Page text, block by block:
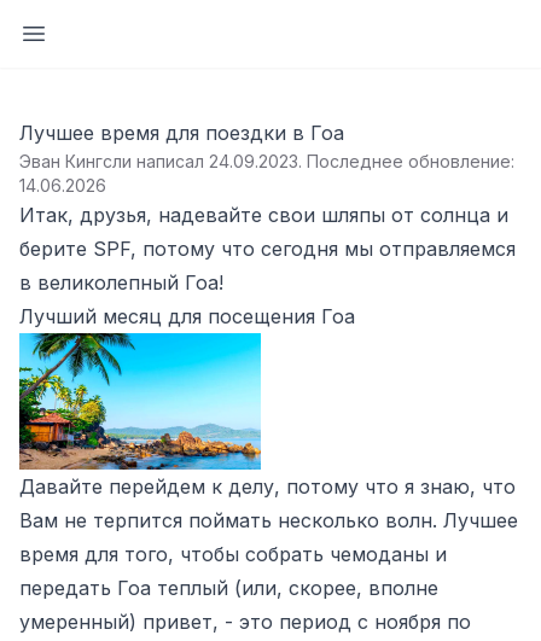
Открыть боковую панель
Лучшее время для поездки в Гоа
Эван Кингсли написал 24.09.2023. Последнее обновление:
14.06.2026
Итак, друзья, надевайте свои шляпы от солнца и
берите SPF, потому что сегодня мы отправляемся
в великолепный Гоа!
Лучший месяц для посещения Гоа
Давайте перейдем к делу, потому что я знаю, что
Вам не терпится поймать несколько волн. Лучшее
время для того, чтобы собрать чемоданы и
передать Гоа теплый (или, скорее, вполне
умеренный) привет, - это период с ноября по